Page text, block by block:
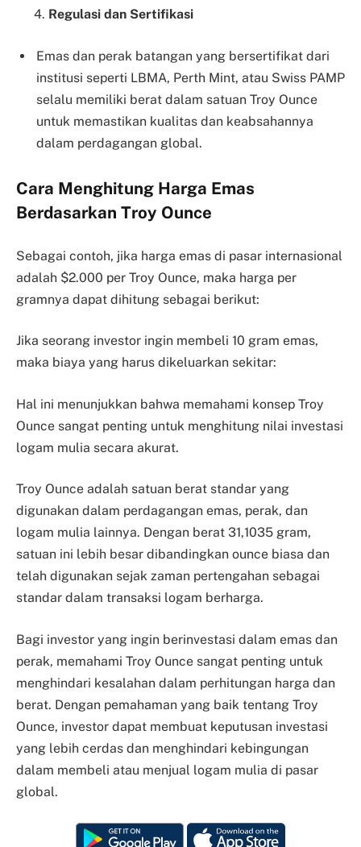
4. Regulasi dan Sertifikasi
Emas dan perak batangan yang bersertifikat dari
institusi seperti LBMA, Perth Mint, atau Swiss PAMP
selalu memiliki berat dalam satuan Troy Ounce
untuk memastikan kualitas dan keabsahannya
dalam perdagangan global.
Cara Menghitung Harga Emas
Berdasarkan Troy Ounce
Sebagai contoh, jika harga emas di pasar internasional
adalah $2.000 per Troy Ounce, maka harga per
gramnya dapat dihitung sebagai berikut:
Jika seorang investor ingin membeli 10 gram emas,
maka biaya yang harus dikeluarkan sekitar:
Hal ini menunjukkan bahwa memahami konsep Troy
Ounce sangat penting untuk menghitung nilai investasi
logam mulia secara akurat.
Troy Ounce adalah satuan berat standar yang
digunakan dalam perdagangan emas, perak, dan
logam mulia lainnya. Dengan berat 31,1035 gram,
satuan ini lebih besar dibandingkan ounce biasa dan
telah digunakan sejak zaman pertengahan sebagai
standar dalam transaksi logam berharga.
Bagi investor yang ingin berinvestasi dalam emas dan
perak, memahami Troy Ounce sangat penting untuk
menghindari kesalahan dalam perhitungan harga dan
berat. Dengan pemahaman yang baik tentang Troy
Ounce, investor dapat membuat keputusan investasi
yang lebih cerdas dan menghindari kebingungan
dalam membeli atau menjual logam mulia di pasar
global.